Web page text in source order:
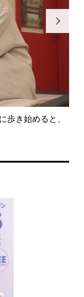
歩き始めると、
